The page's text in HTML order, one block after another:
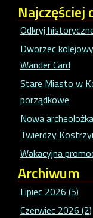
Najczęściej
Odkryj
Dworzec
Wander Card
Stare Miasto w
porządkowe
Nowa
Twierdzy
Wakacyjna
Archiwum
Lipiec 2026 (5)
Czerwiec 2026 (2)